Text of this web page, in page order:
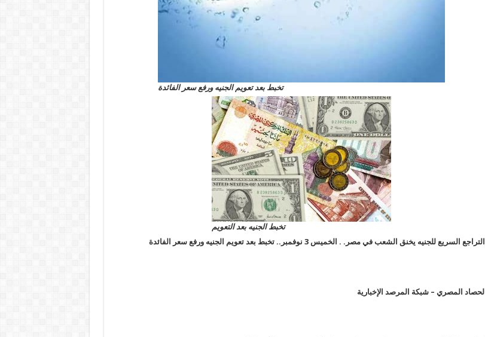
تخبط بعد تعويم الجنيه ورفع سعر الفائدة
تخبط الجنيه بعد التعويم
التراجع السريع للجنيه يخنق الشعب في مصر. . الخميس 3 نوفمبر.. تخبط بعد تعويم الجنيه ورفع سعر الفائدة
الحصاد المصري – شبكة المرصد الإخبارية